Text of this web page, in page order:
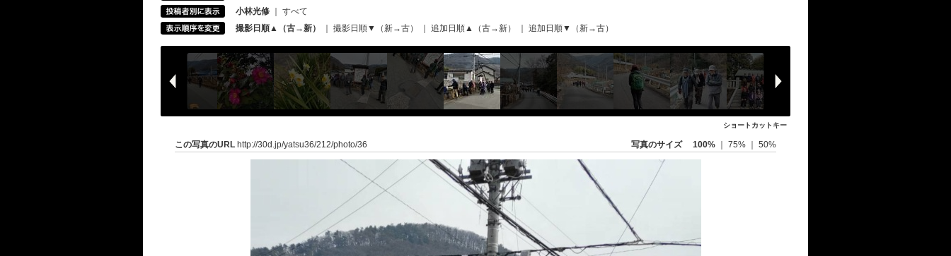
小林光修
すべて
撮影日順▲（古→新）
撮影日順▼（新→古） 追加日順▲（古→新） 追加日順▼（新→古）
ショートカットキー
この写真のURL http://30d.jp/yatsu36/212/photo/36 写真のサイズ 100% 75% 50%